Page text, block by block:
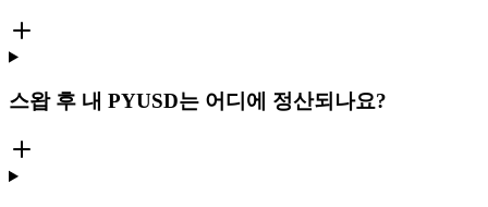
스왑 후 내 PYUSD는 어디에 정산되나요?